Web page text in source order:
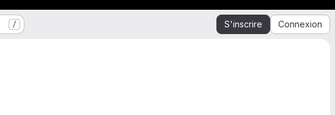
/ S'inscrire Connexion